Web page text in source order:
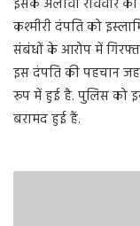
कश्मीरी दंपति को
संबंधों के आरोप में
इस दंपति की पहचान
रूप में हुई है. पुलिस को
बरामद हुई हैं.